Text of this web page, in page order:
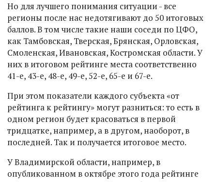
Но для лучшего понимания ситуации - все
регионы после нас недотягивают до 50 итоговых
баллов. В том числе такие наши соседи по ЦФО,
как Тамбовская, Тверская, Брянская, Орловская,
Смоленская, Ивановская, Костромская области. У
них в итоговом рейтинге места соответственно
41-е, 43-е, 48-е, 49-е, 52-е, 65-е и 67-е.
При этом показатели каждого субъекта «от
рейтинга к рейтингу» могут разниться: то есть в
одном регион будет красоваться в первой
тридцатке, например, а в другом, наоборот, в
последней. Так и получается итоговое место.
У Владимирской области, например, в
опубликованном в октябре этого года рейтинге